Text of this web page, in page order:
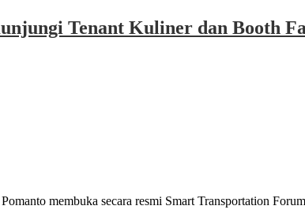
Tenant Kuliner dan Booth
membuka secara resmi Smart Transportation